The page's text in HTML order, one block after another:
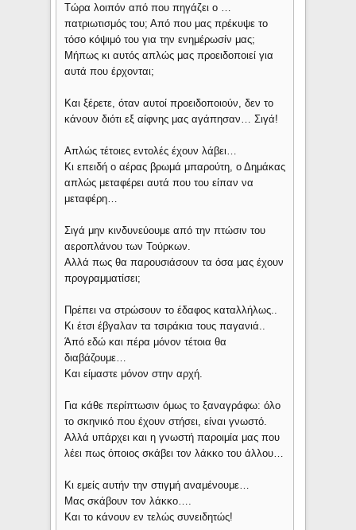
Τώρα λοιπόν από που πηγάζει ο …
πατριωτισμός του; Από που μας πρέκυψε το
τόσο κόψιμό του για την ενημέρωσίν μας;
Μήπως κι αυτός απλώς μας προειδοποιεί για
αυτά που έρχονται;
Και ξέρετε, όταν αυτοί προειδοποιούν, δεν το
κάνουν διότι εξ αίφνης μας αγάπησαν… Σιγά!
Απλώς τέτοιες εντολές έχουν λάβει…
Κι επειδή ο αέρας βρωμά μπαρούτη, ο Δημάκας
απλώς μεταφέρει αυτά που του είπαν να
μεταφέρη…
Σιγά μην κινδυνεύουμε από την πτώσιν του
αεροπλάνου των Τούρκων.
Αλλά πως θα παρουσιάσουν τα όσα μας έχουν
προγραμματίσει;
Πρέπει να στρώσουν το έδαφος καταλλήλως..
Κι έτσι έβγαλαν τα τσιράκια τους παγανιά..
Άπό εδώ και πέρα μόνον τέτοια θα
διαβάζουμε…
Και είμαστε μόνον στην αρχή.
Για κάθε περίπτωσιν όμως το ξαναγράφω: όλο
το σκηνικό που έχουν στήσει, είναι γνωστό.
Αλλά υπάρχει και η γνωστή παροιμία μας που
λέει πως όποιος σκάβει τον λάκκο του άλλου…
Κι εμείς αυτήν την στιγμή αναμένουμε…
Μας σκάβουν τον λάκκο….
Και το κάνουν εν τελώς συνειδητώς!